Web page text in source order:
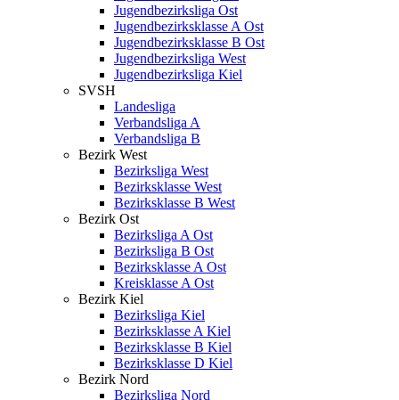
Jugendbezirksliga Ost
Jugendbezirksklasse A Ost
Jugendbezirksklasse B Ost
Jugendbezirksliga West
Jugendbezirksliga Kiel
SVSH
Landesliga
Verbandsliga A
Verbandsliga B
Bezirk West
Bezirksliga West
Bezirksklasse West
Bezirksklasse B West
Bezirk Ost
Bezirksliga A Ost
Bezirksliga B Ost
Bezirksklasse A Ost
Kreisklasse A Ost
Bezirk Kiel
Bezirksliga Kiel
Bezirksklasse A Kiel
Bezirksklasse B Kiel
Bezirksklasse D Kiel
Bezirk Nord
Bezirksliga Nord